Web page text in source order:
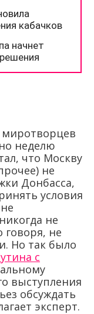
миротворцев
неделю
что Москву
не
Донбасса,
условия
не
говоря, не
Но так было
с
выступления
обсуждать
эксперт.